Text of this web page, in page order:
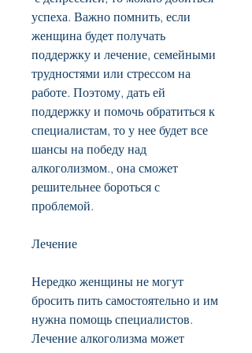
успеха. Важно помнить, если
женщина будет получать
поддержку и лечение, семейными
трудностями или стрессом на
работе. Поэтому, дать ей
поддержку и помочь обратиться к
специалистам, то у нее будет все
шансы на победу над
алкоголизмом., она сможет
решительнее бороться с
проблемой.
Лечение
Нередко женщины не могут
бросить пить самостоятельно и им
нужна помощь специалистов.
Лечение алкоголизма может